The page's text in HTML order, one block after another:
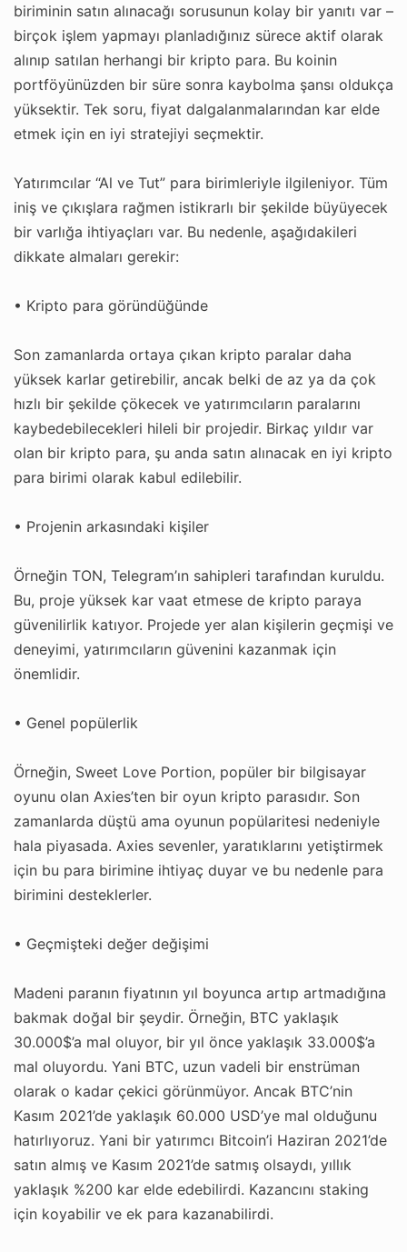
biriminin satın alınacağı sorusunun kolay bir yanıtı var –
birçok işlem yapmayı planladığınız sürece aktif olarak
alınıp satılan herhangi bir kripto para. Bu koinin
portföyünüzden bir süre sonra kaybolma şansı oldukça
yüksektir. Tek soru, fiyat dalgalanmalarından kar elde
etmek için en iyi stratejiyi seçmektir.
Yatırımcılar “Al ve Tut” para birimleriyle ilgileniyor. Tüm
iniş ve çıkışlara rağmen istikrarlı bir şekilde büyüyecek
bir varlığa ihtiyaçları var. Bu nedenle, aşağıdakileri
dikkate almaları gerekir:
• Kripto para göründüğünde
Son zamanlarda ortaya çıkan kripto paralar daha
yüksek karlar getirebilir, ancak belki de az ya da çok
hızlı bir şekilde çökecek ve yatırımcıların paralarını
kaybedebilecekleri hileli bir projedir. Birkaç yıldır var
olan bir kripto para, şu anda satın alınacak en iyi kripto
para birimi olarak kabul edilebilir.
• Projenin arkasındaki kişiler
Örneğin TON, Telegram’ın sahipleri tarafından kuruldu.
Bu, proje yüksek kar vaat etmese de kripto paraya
güvenilirlik katıyor. Projede yer alan kişilerin geçmişi ve
deneyimi, yatırımcıların güvenini kazanmak için
önemlidir.
• Genel popülerlik
Örneğin, Sweet Love Portion, popüler bir bilgisayar
oyunu olan Axies’ten bir oyun kripto parasıdır. Son
zamanlarda düştü ama oyunun popülaritesi nedeniyle
hala piyasada. Axies sevenler, yaratıklarını yetiştirmek
için bu para birimine ihtiyaç duyar ve bu nedenle para
birimini desteklerler.
• Geçmişteki değer değişimi
Madeni paranın fiyatının yıl boyunca artıp artmadığına
bakmak doğal bir şeydir. Örneğin, BTC yaklaşık
30.000$’a mal oluyor, bir yıl önce yaklaşık 33.000$’a
mal oluyordu. Yani BTC, uzun vadeli bir enstrüman
olarak o kadar çekici görünmüyor. Ancak BTC’nin
Kasım 2021’de yaklaşık 60.000 USD’ye mal olduğunu
hatırlıyoruz. Yani bir yatırımcı Bitcoin’i Haziran 2021’de
satın almış ve Kasım 2021’de satmış olsaydı, yıllık
yaklaşık %200 kar elde edebilirdi. Kazancını staking
için koyabilir ve ek para kazanabilirdi.